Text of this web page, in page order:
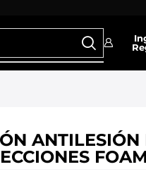
ANTILESIÓN
FOAM